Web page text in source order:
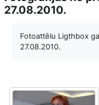
27.08.2010.
Fotoattēlu Ligthbox
27.08.2010.